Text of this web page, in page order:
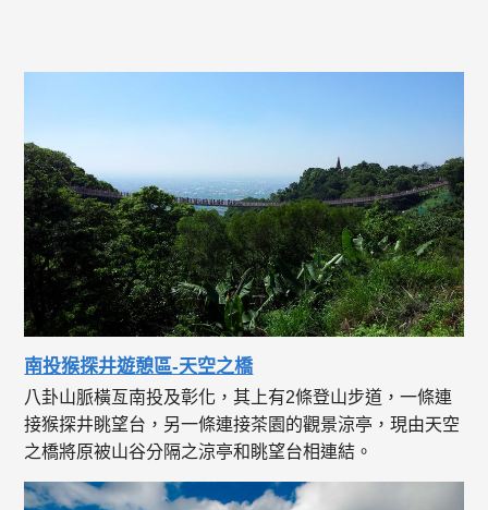
南投猴探井遊憩區-天空之橋
八卦山脈橫亙南投及彰化，其上有2條登山步道，一條連
接猴探井眺望台，另一條連接茶園的觀景涼亭，現由天空
之橋將原被山谷分隔之涼亭和眺望台相連結。